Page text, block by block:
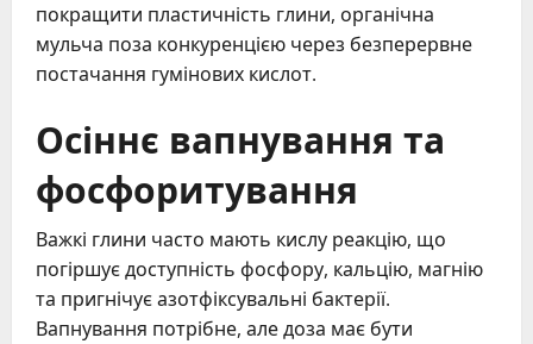
покращити пластичність глини, органічна
мульча поза конкуренцією через безперервне
постачання гумінових кислот.
Осіннє вапнування та
фосфоритування
Важкі глини часто мають кислу реакцію, що
погіршує доступність фосфору, кальцію, магнію
та пригнічує азотфіксувальні бактерії.
Вапнування потрібне, але доза має бути